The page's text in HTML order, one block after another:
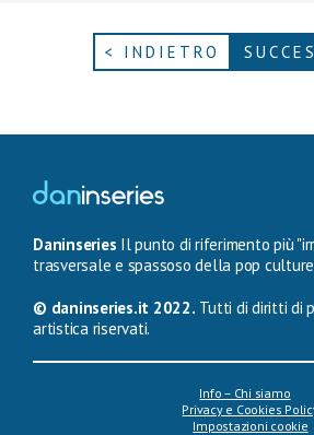
< INDIETRO
Daninseries Il punto di riferimento più
trasversale e spassoso della pop
© daninseries.it 2022. Tutti di diritti di
artistica riservati.
Info – Chi siamo
Privacy e Cookies
Impostazioni cookie